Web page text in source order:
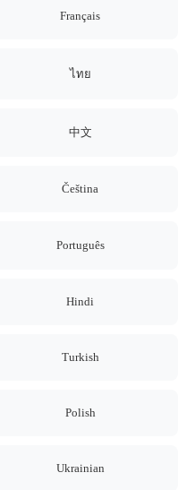
Français
ไทย
中文
Čeština
Português
Hindi
Turkish
Polish
Ukrainian